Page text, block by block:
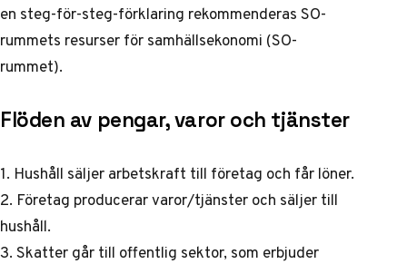
en steg-för-steg-förklaring rekommenderas SO-
rummets resurser för samhällsekonomi (SO-
rummet).
Flöden av pengar, varor och tjänster
1. Hushåll säljer arbetskraft till företag och får löner.
2. Företag producerar varor/tjänster och säljer till
hushåll.
3. Skatter går till offentlig sektor, som erbjuder